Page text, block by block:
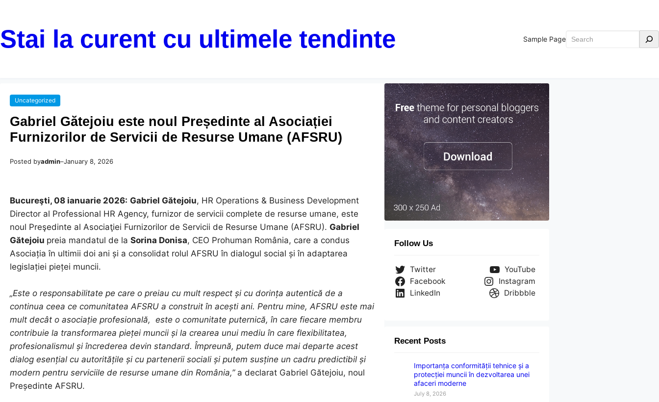
Stai la curent cu ultimele tendinte Sample Page Search
Uncategorized
Gabriel Gătejoiu este noul Președinte al Asociației
Furnizorilor de Servicii de Resurse Umane (AFSRU)
Posted byadmin–January 8, 2026
Bucureşti, 08 ianuarie 2026: Gabriel Gătejoiu, HR Operations & Business Development
Director al Professional HR Agency, furnizor de servicii complete de resurse umane, este
noul Preşedinte al Asociaţiei Furnizorilor de Servicii de Resurse Umane (AFSRU). Gabriel
Gătejoiu preia mandatul de la Sorina Donisa, CEO Prohuman România, care a condus
Asociația în ultimii doi ani și a consolidat rolul AFSRU în dialogul social și în adaptarea
legislației pieței muncii.
„Este o responsabilitate pe care o preiau cu mult respect și cu dorința autentică de a
continua ceea ce comunitatea AFSRU a construit în acești ani. Pentru mine, AFSRU este mai
mult decât o asociație profesională, este o comunitate puternică, în care fiecare membru
contribuie la transformarea pieței muncii și la crearea unui mediu în care flexibilitatea,
profesionalismul și încrederea devin standard. Împreună, putem duce mai departe acest
dialog esențial cu autoritățile și cu partenerii sociali și putem susține un cadru predictibil și
modern pentru serviciile de resurse umane din România,” a declarat Gabriel Gătejoiu, noul
Președinte AFSRU.
Follow Us
Twitter
YouTube
Facebook
Instagram
LinkedIn
Dribbble
Recent Posts
Importanța conformității tehnice și a
protecției muncii în dezvoltarea unei
afaceri moderne
July 8, 2026